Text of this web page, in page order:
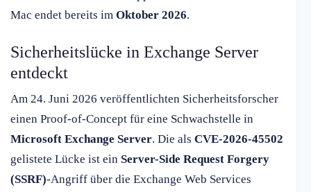
Mac endet bereits im Oktober 2026.
Sicherheitslücke in Exchange Server
entdeckt
Am 24. Juni 2026 veröffentlichten Sicherheitsforscher
einen Proof-of-Concept für eine Schwachstelle in
Microsoft Exchange Server. Die als CVE-2026-45502
gelistete Lücke ist ein Server-Side Request Forgery
(SSRF)-Angriff über die Exchange Web Services